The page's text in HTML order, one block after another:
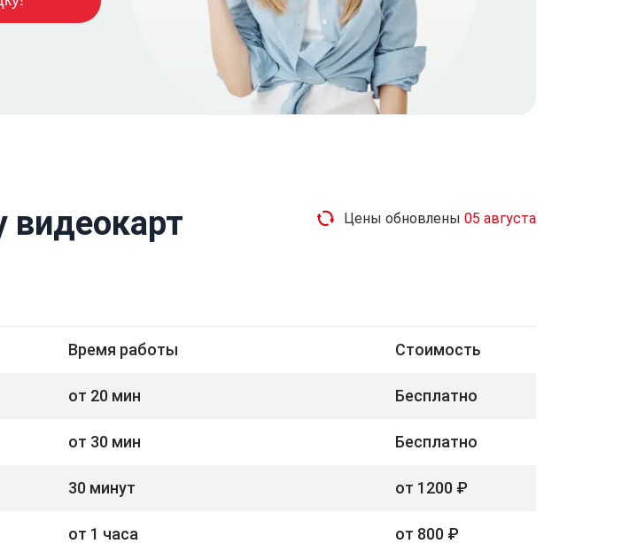
видеокарт
Цены обновлены 05 августа
Время работы Стоимость
от 20 мин Бесплатно
от 30 мин Бесплатно
30 минут от 1200 ₽
от 1 часа от 800 ₽